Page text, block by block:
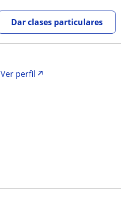
Dar clases particulares
Ver perfil